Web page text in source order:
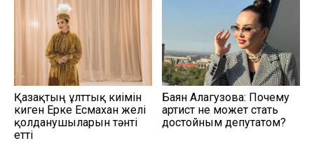
Қазақтың ұлттық киімін
киген Ерке Есмахан желі
қолданушыларын тәнті
етті
Баян Алагузова: Почему
артист не может стать
достойным депутатом?